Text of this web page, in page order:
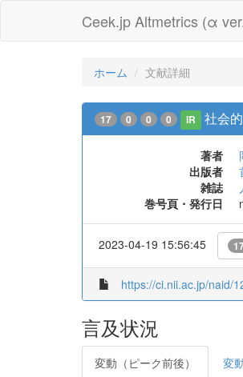
Ceek.jp Altmetrics (α
ホーム 文献詳細
17 0 0 0 IR 社会
著者
出版者
雑誌
巻号頁・発行日
2023-04-19 15:56:45
https://ci.nii.ac.jp/naid/
言及状況
変動（ピーク前後） 変